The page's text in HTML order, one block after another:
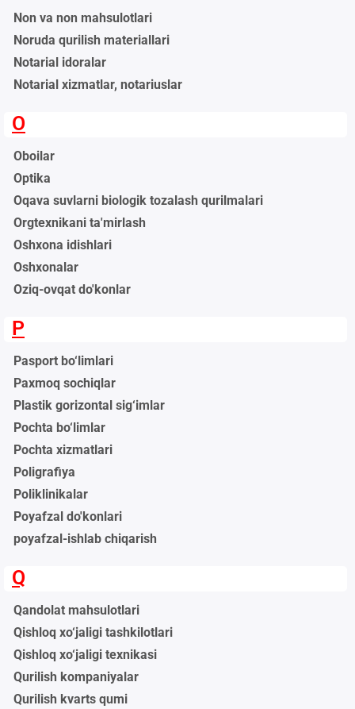
Non va non mahsulotlari
Noruda qurilish materiallari
Notarial idoralar
Notarial xizmatlar, notariuslar
O
Oboilar
Optika
Oqava suvlarni biologik tozalash qurilmalari
Orgtexnikani ta'mirlash
Oshxona idishlari
Oshxonalar
Oziq-ovqat do'konlar
P
Pasport bo‘limlari
Paxmoq sochiqlar
Plastik gorizontal sig‘imlar
Pochta bo‘limlar
Pochta xizmatlari
Poligrafiya
Poliklinikalar
Poyafzal do'konlari
poyafzal-ishlab chiqarish
Q
Qandolat mahsulotlari
Qishloq xo‘jaligi tashkilotlari
Qishloq xo‘jaligi texnikasi
Qurilish kompaniyalar
Qurilish kvarts qumi